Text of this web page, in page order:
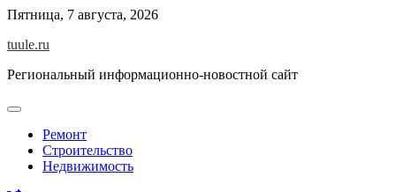
Skip
content
Пятница, 7 августа, 2026
tuule.ru
Региональный информационно-новостной сайт
Ремонт
Строительство
Недвижимость